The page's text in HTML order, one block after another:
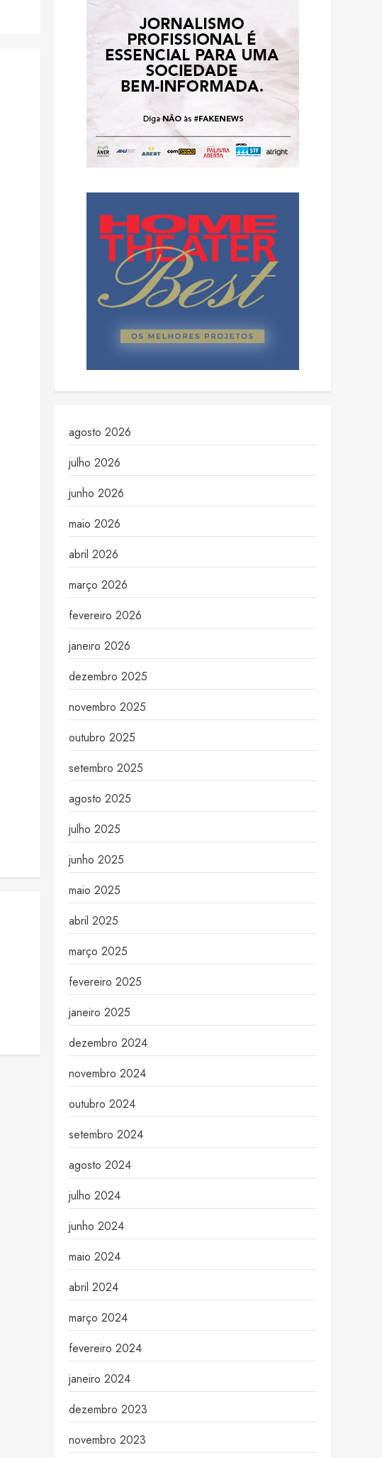
agosto 2026
julho 2026
junho 2026
maio 2026
abril 2026
março 2026
fevereiro 2026
janeiro 2026
dezembro 2025
novembro 2025
outubro 2025
setembro 2025
agosto 2025
julho 2025
junho 2025
maio 2025
abril 2025
março 2025
fevereiro 2025
janeiro 2025
dezembro 2024
novembro 2024
outubro 2024
setembro 2024
agosto 2024
julho 2024
junho 2024
maio 2024
abril 2024
março 2024
fevereiro 2024
janeiro 2024
dezembro 2023
novembro 2023